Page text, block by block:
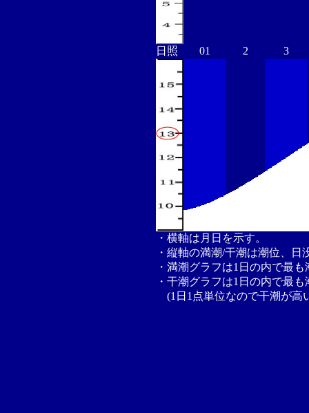
日照 01 2 3
・横軸は月日を示す。
・縦軸の満潮/干潮は潮位、
・満潮グラフは1日の内で最
・干潮グラフは1日の内で最
(1日1点単位なので干潮が高